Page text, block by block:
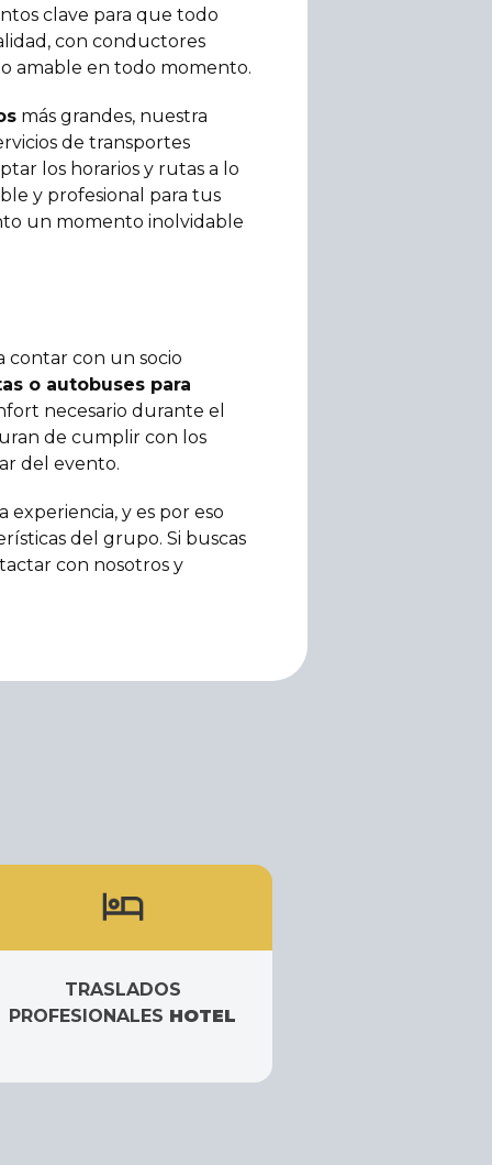
clave para que todo
con conductores
amable en todo momento.
más grandes, nuestra
de transportes
los horarios y rutas a lo
y profesional para tus
un momento inolvidable
contar con un socio
o autobuses para
necesario durante el
de cumplir con los
del evento.
y es por eso
del grupo. Si buscas
con nosotros y
TRASLADOS
PROFESIONALES HOTEL